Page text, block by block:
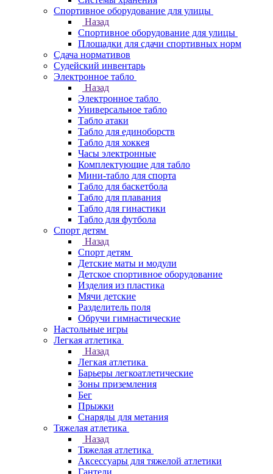
Спортивное оборудование для улицы
Назад
Спортивное оборудование для улицы
Площадки для сдачи спортивных норм
Сдача нормативов
Судейский инвентарь
Электронное табло
Назад
Электронное табло
Универсальное табло
Табло атаки
Табло для единоборств
Табло для хоккея
Часы электронные
Комплектующие для табло
Мини-табло для спорта
Табло для баскетбола
Табло для плавания
Табло для гинастики
Табло для футбола
Спорт детям
Назад
Спорт детям
Детские маты и модули
Детское спортивное оборудование
Изделия из пластика
Мячи детские
Разделитель поля
Обручи гимнастические
Настольные игры
Легкая атлетика
Назад
Легкая атлетика
Барьеры легкоатлетические
Зоны приземления
Бег
Прыжки
Снаряды для метания
Тяжелая атлетика
Назад
Тяжелая атлетика
Аксессуары для тяжелой атлетики
Гантели